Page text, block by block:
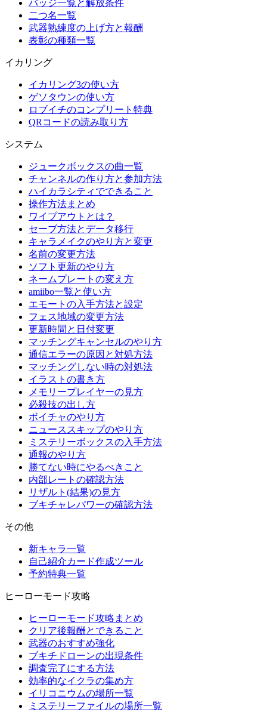
バッジ一覧と解放条件
二つ名一覧
武器熟練度の上げ方と報酬
表彰の種類一覧
イカリング
イカリング3の使い方
ゲソタウンの使い方
ロブイチのコンプリート特典
QRコードの読み取り方
システム
ジュークボックスの曲一覧
チャンネルの作り方と参加方法
ハイカラシティでできること
操作方法まとめ
ワイプアウトとは？
セーブ方法とデータ移行
キャラメイクのやり方と変更
名前の変更方法
ソフト更新のやり方
ネームプレートの変え方
amiibo一覧と使い方
エモートの入手方法と設定
フェス地域の変更方法
更新時間と日付変更
マッチングキャンセルのやり方
通信エラーの原因と対処方法
マッチングしない時の対処法
イラストの書き方
メモリープレイヤーの見方
必殺技の出し方
ボイチャのやり方
ニューススキップのやり方
ミステリーボックスの入手方法
通報のやり方
勝てない時にやるべきこと
内部レートの確認方法
リザルト(結果)の見方
ブキチャレパワーの確認方法
その他
新キャラ一覧
自己紹介カード作成ツール
予約特典一覧
ヒーローモード攻略
ヒーローモード攻略まとめ
クリア後報酬とできること
武器のおすすめ強化
ブキチドローンの出現条件
調査完了にする方法
効率的なイクラの集め方
イリコニウムの場所一覧
ミステリーファイルの場所一覧